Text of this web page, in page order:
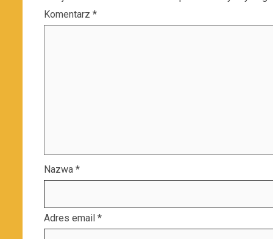
Komentarz *
Nazwa *
Adres email *